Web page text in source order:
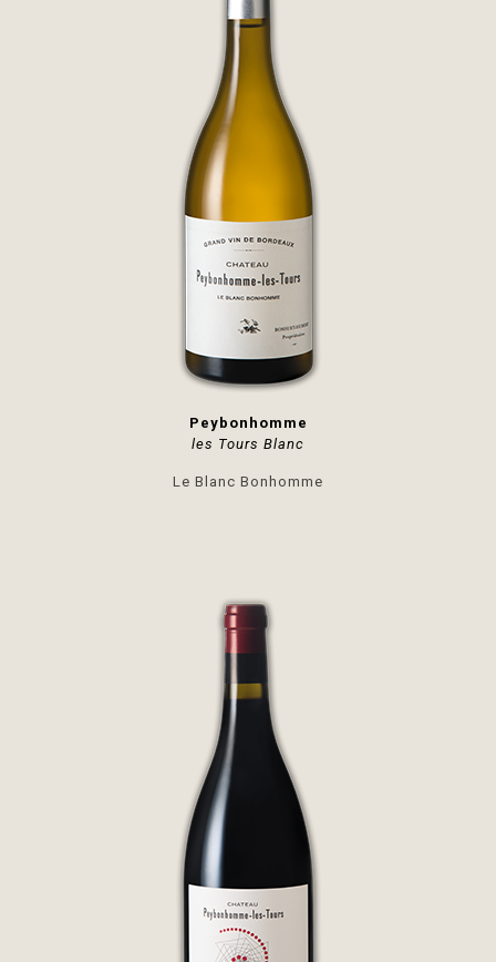
Peybonhomme
les Tours Blanc
Le Blanc Bonhomme